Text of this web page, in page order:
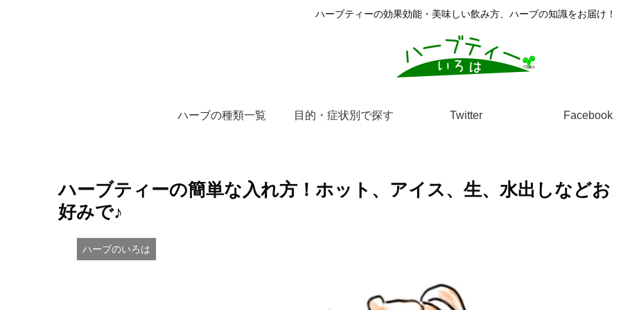
ハーブティーの効果効能・美味しい飲み方、ハーブの知識をお届け！
ハーブの種類一覧 目的・症状別で探す Twitter Facebook
ハーブティーの簡単な入れ方！ホット、アイス、生、水出しなどお
好みで♪
ハーブのいろは